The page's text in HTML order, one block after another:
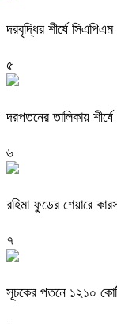
দরবৃদ্ধির শীর্ষে
৫
দরপতনের তালিকায় শীর্ষে
৬
রহিমা ফুডের শেয়ারে
৭
সূচকের পতনে ১২১০